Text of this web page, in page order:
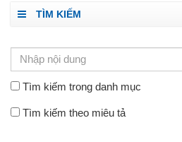
TÌM KIẾM
Tìm kiếm trong danh mục
Tìm kiếm theo miêu tả